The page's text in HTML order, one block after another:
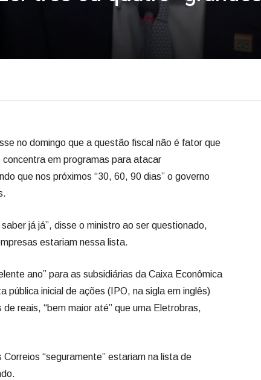
no domingo que a questão fiscal não é fator que
em programas para atacar
que nos próximos “30, 60, 90 dias” o governo
já já”, disse o ministro ao ser questionado,
estariam nessa lista.
ano” para as subsidiárias da Caixa Econômica
pública inicial de ações (IPO, na sigla em inglês)
reais, “bem maior até” que uma Eletrobras,
“seguramente” estariam na lista de